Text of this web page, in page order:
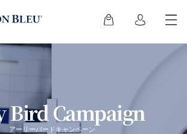
Bird Campaign
アーリーバードキャンペーン